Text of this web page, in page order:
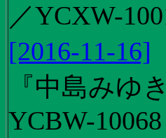
／YCXW-
[2016-11-16]
『中島みゆ
YCBW-10068